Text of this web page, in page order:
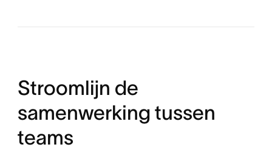
Stroomlijn de
samenwerking tussen
teams